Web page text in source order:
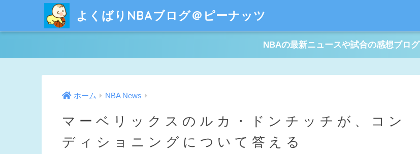
よくばりNBAブログ＠ピーナッツ
NBAの最新ニュースや試合の感想ブログ
ホーム NBA News
マーベリックスのルカ・ドンチッチが、コン
ディショニングについて答える